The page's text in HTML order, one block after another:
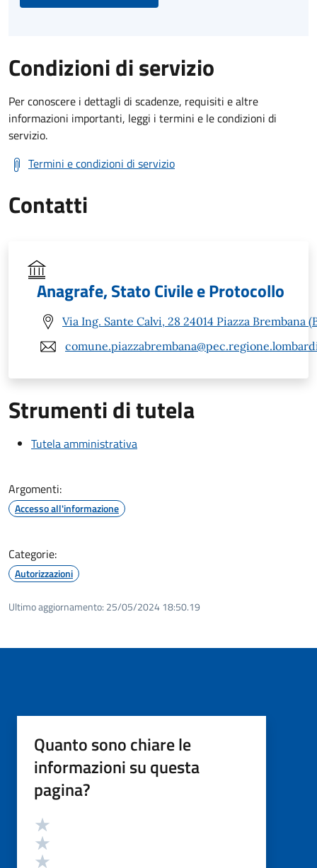
Condizioni di servizio
Per conoscere i dettagli di scadenze, requisiti e altre
informazioni importanti, leggi i termini e le condizioni di
servizio.
Termini e condizioni di servizio
Contatti
Anagrafe, Stato Civile e Protocollo
Via Ing. Sante Calvi, 28 24014 Piazza Brembana
Strumenti di tutela
Tutela amministrativa
Argomenti:
Accesso all'informazione
Categorie:
Autorizzazioni
Ultimo aggiornamento: 25/05/2024 18:50.19
Quanto sono chiare le
informazioni su questa
pagina?
Valutazione